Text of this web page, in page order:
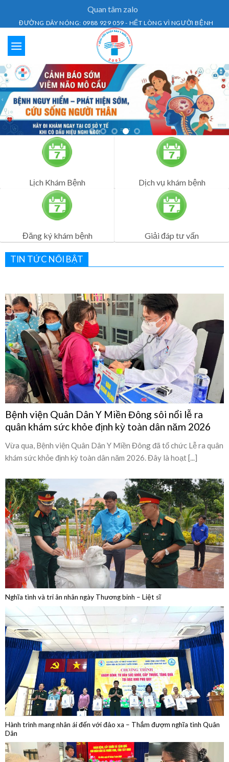
Quan tâm zalo
ĐƯỜNG DÂY NÓNG: 0988 929 059 - HẾT LÒNG VÌ NGƯỜI BỆNH
Lịch Khám Bệnh Dịch vụ khám bệnh
Đăng ký khám bệnh Giải đáp tư vấn
TIN TỨC NỔI BẬT
Bệnh viện Quân Dân Y Miền Đông sôi nổi lễ ra
quân khám sức khỏe định kỳ toàn dân năm 2026
Vừa qua, Bệnh viện Quân Dân Y Miền Đông đã tổ chức Lễ ra quân
khám sức khỏe định kỳ toàn dân năm 2026. Đây là hoạt [...]
Nghĩa tình và tri ân nhân ngày Thương binh – Liệt sĩ
Hành trình mang nhân ái đến với đảo xa – Thắm đượm nghĩa tình Quân
Dân